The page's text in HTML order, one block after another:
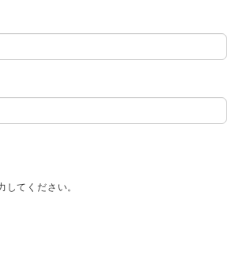
してください。